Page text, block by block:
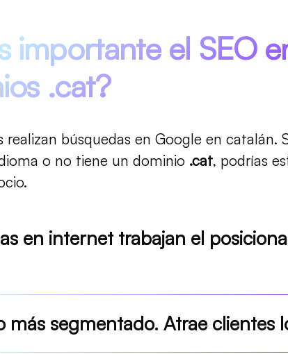
importante el SEO
.cat?
realizan búsquedas en Google en catalán.
o no tiene un dominio .cat, podrías
en internet trabajan el
más segmentado. Atrae clientes